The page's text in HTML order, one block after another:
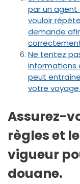
par un agent
vouloir
demande
Ne tentez
informations
peut
votre
Assurez-
règles et
vigueur
douane.